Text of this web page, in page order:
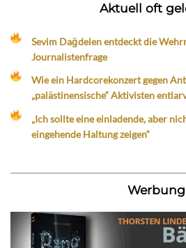
Aktuell oft
Sevim Dağdelen entdeckt die
Journalistenfrage
Wie ein Hardcorekonzert gegen
„palästinensische“ Aktivisten
„Ich sollte eine einladende, aber
eingehende Haltung zeigen“
Werbung